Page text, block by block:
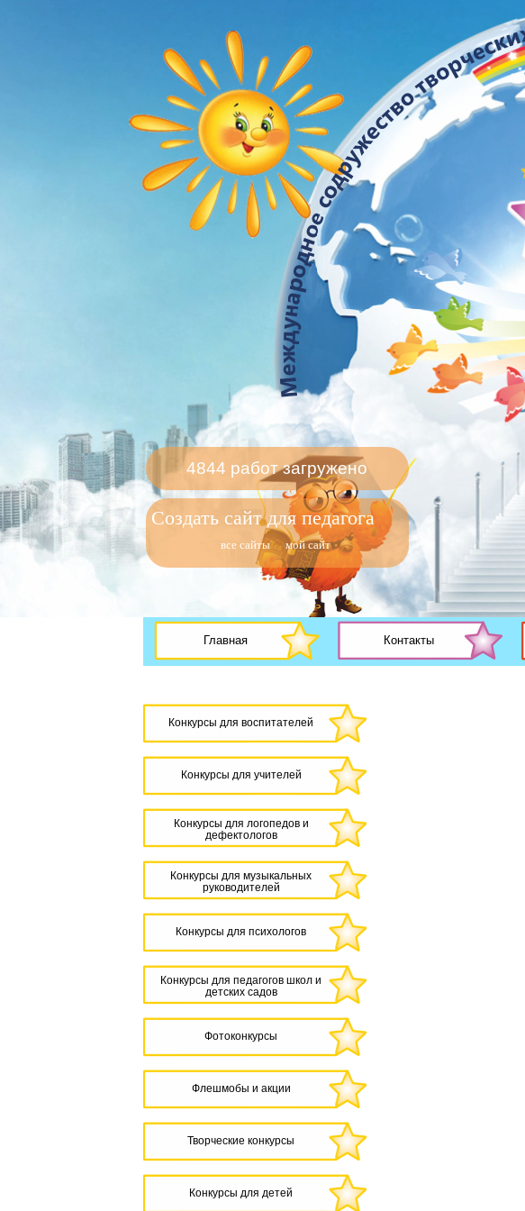
4844 работ загружено
Создать сайт для педагога
все сайты мой сайт
Главная Контакты
Конкурсы для воспитателей
Конкурсы для учителей
Конкурсы для логопедов и
дефектологов
Конкурсы для музыкальных
руководителей
Конкурсы для психологов
Конкурсы для педагогов школ и
детских садов
Фотоконкурсы
Флешмобы и акции
Творческие конкурсы
Конкурсы для детей